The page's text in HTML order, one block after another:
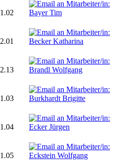
1.02
2.01
2.13
1.03
1.04
1.05